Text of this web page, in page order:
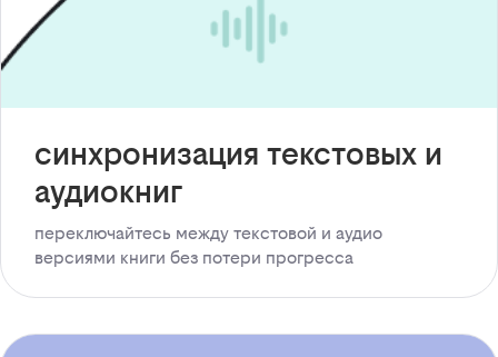
синхронизация текстовых и
аудиокниг
переключайтесь между текстовой и аудио
версиями книги без потери прогресса